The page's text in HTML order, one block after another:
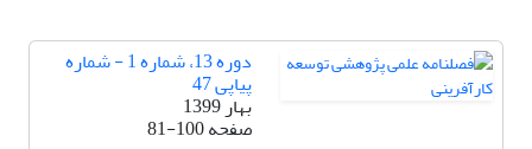
دوره 13، شماره 1 - شماره
پیاپی 47
بهار 1399
صفحه81-100